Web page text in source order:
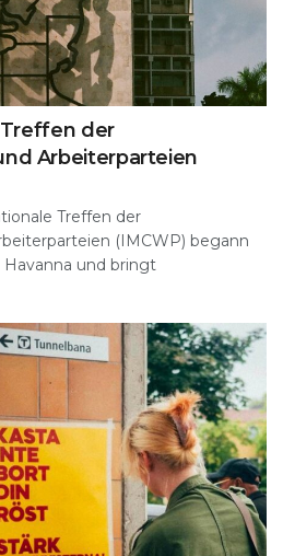
der
Arbeiterparteien
Treffen der
(IMCWP) begann
und bringt